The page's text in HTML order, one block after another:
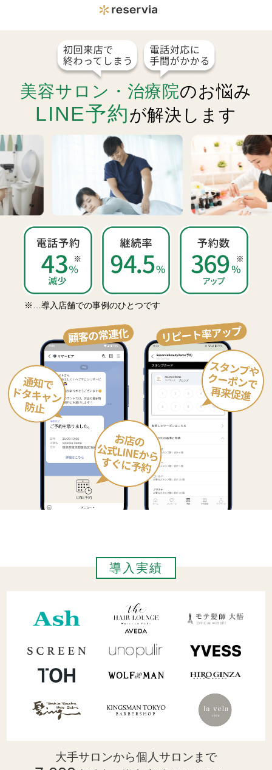
美容サロン・治療院のお悩み
LINE予約が解決します
※…導入店舗での事例のひとつです
導入実績
大手サロンから個人サロンまで